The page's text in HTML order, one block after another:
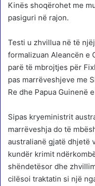
Kinës shoqërohet me
pasiguri në rajon.
Testi u zhvillua në të
formalizuan Aleancën e
parë të mbrojtjes për
pas marrëveshjeve me
Re dhe Papua Guinenë
Sipas kryeministrit
marrëveshja do të
australianë gjatë dhjetë
kundër krimit
shëndetësor dhe
cilësoi traktatin si një